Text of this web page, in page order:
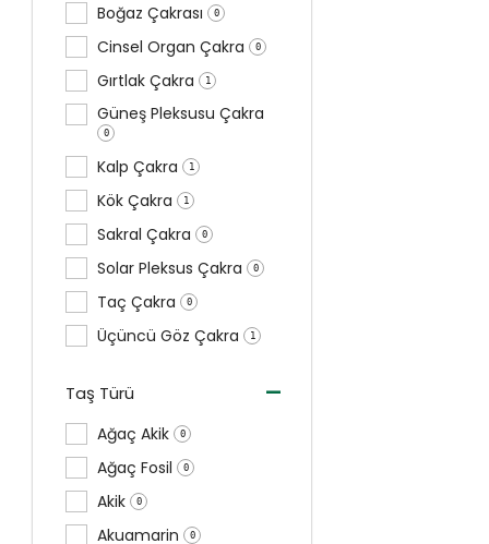
Boğaz Çakrası 0
Cinsel Organ Çakra 0
Gırtlak Çakra 1
Güneş Pleksusu Çakra
0
Kalp Çakra 1
Kök Çakra 1
Sakral Çakra 0
Solar Pleksus Çakra 0
Taç Çakra 0
Üçüncü Göz Çakra 1
Taş Türü -
Ağaç Akik 0
Ağaç Fosil 0
Akik 0
Akuamarin 0